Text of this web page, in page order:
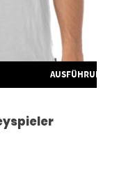
AUSFÜHRUNG